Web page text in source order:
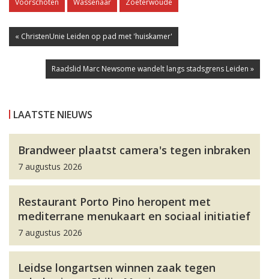
Voorschoten
Wassenaar Zoeterwoude
« ChristenUnie Leiden op pad met 'huiskamer'
Raadslid Marc Newsome wandelt langs stadsgrens Leiden »
LAATSTE NIEUWS
Brandweer plaatst camera's tegen inbraken
7 augustus 2026
Restaurant Porto Pino heropent met
mediterrane menukaart en sociaal initiatief
7 augustus 2026
Leidse longartsen winnen zaak tegen